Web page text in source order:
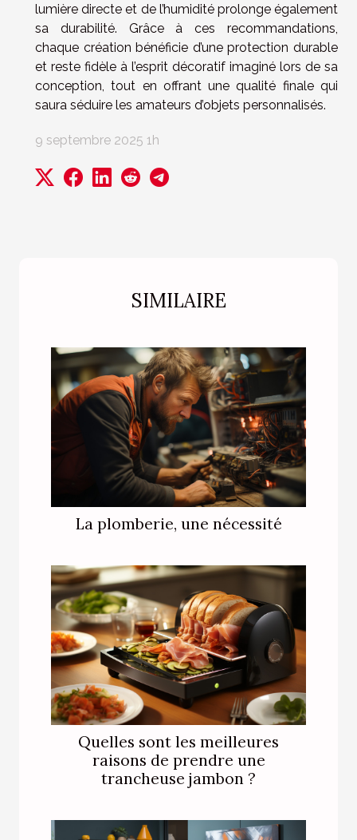
SIMILAIRE
La plomberie, une nécessité
Quelles sont les meilleures
raisons de prendre une
trancheuse jambon ?
lumière directe et de l’humidité prolonge également
sa durabilité. Grâce à ces recommandations,
chaque création bénéficie d’une protection durable
et reste fidèle à l’esprit décoratif imaginé lors de sa
conception, tout en offrant une qualité finale qui
saura séduire les amateurs d’objets personnalisés.
9 septembre 2025 1h